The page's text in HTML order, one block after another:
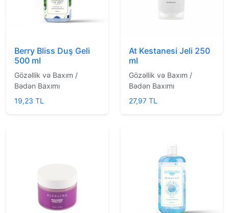
Berry Bliss Duş Geli
500 ml
Gözəllik və Baxım /
Bədən Baxımı
19,23 TL
At Kestanesi Jeli 250
ml
Gözəllik və Baxım /
Bədən Baxımı
27,97 TL